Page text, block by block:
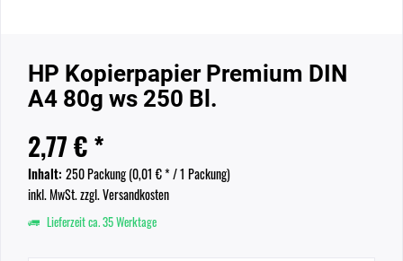
HP Kopierpapier Premium DIN
A4 80g ws 250 Bl.
2,77 € *
Inhalt: 250 Packung (0,01 €* / 1 Packung)
inkl. MwSt.zzgl. Versandkosten
Lieferzeit ca. 35 Werktage